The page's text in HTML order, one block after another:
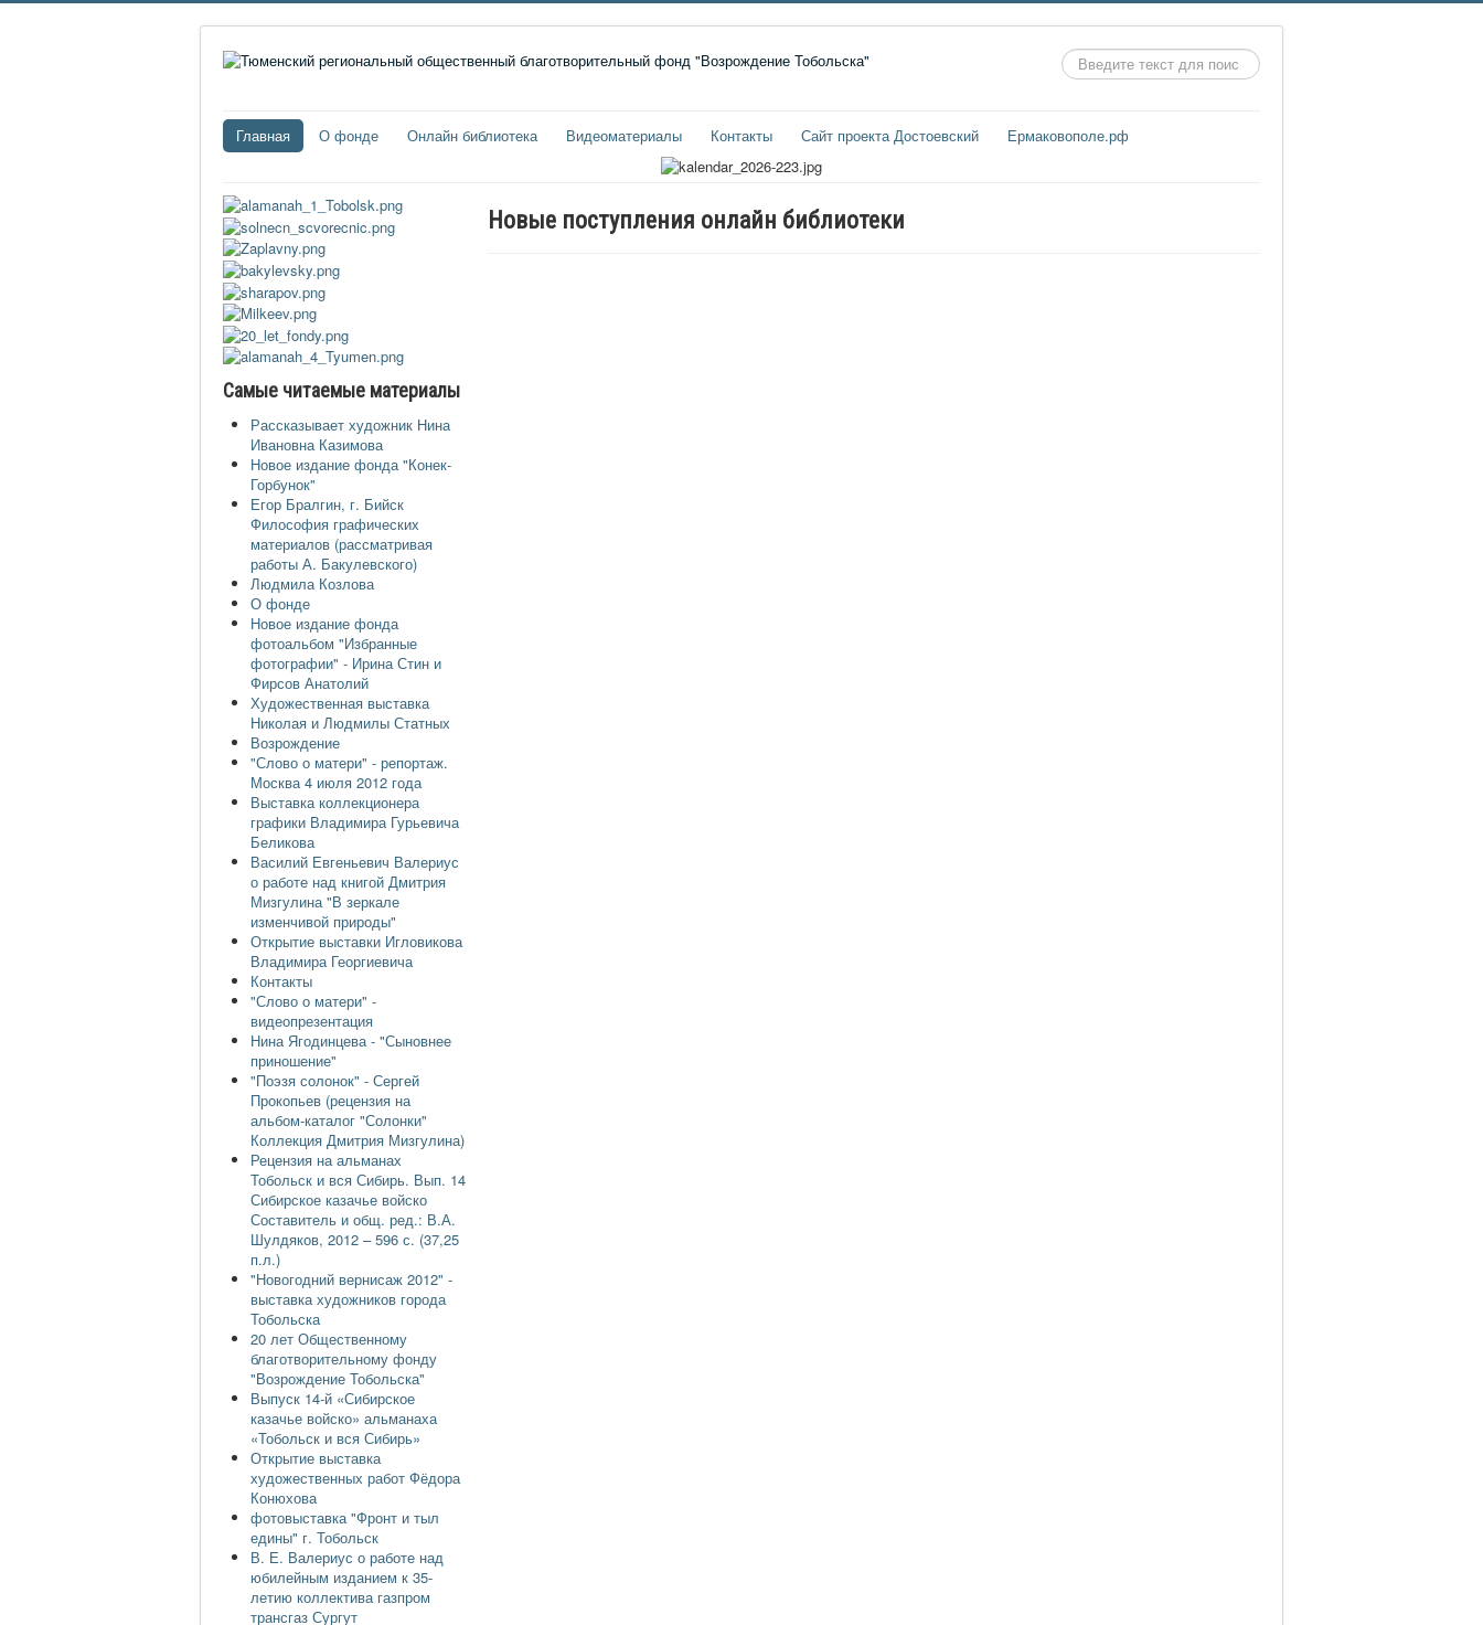
Искать...
Главная О фонде Онлайн библиотека Видеоматериалы Контакты Сайт проекта Достоевский Ермаковополе.рф
Самые читаемые материалы
Рассказывает художник Нина
Ивановна Казимова
Новое издание фонда "Конек-
Горбунок"
Егор Бралгин, г. Бийск
Философия графических
материалов (рассматривая
работы А. Бакулевского)
Людмила Козлова
О фонде
Новое издание фонда
фотоальбом "Избранные
фотографии" - Ирина Стин и
Фирсов Анатолий
Художественная выставка
Николая и Людмилы Статных
Возрождение
"Слово о матери" - репортаж.
Москва 4 июля 2012 года
Выставка коллекционера
графики Владимира Гурьевича
Беликова
Василий Евгеньевич Валериус
о работе над книгой Дмитрия
Мизгулина "В зеркале
изменчивой природы"
Открытие выставки Игловикова
Владимира Георгиевича
Контакты
"Слово о матери" -
видеопрезентация
Нина Ягодинцева - "Сыновнее
приношение"
"Поэзя солонок" - Сергей
Прокопьев (рецензия на
альбом-каталог "Солонки"
Коллекция Дмитрия Мизгулина)
Рецензия на альманах
Тобольск и вся Сибирь. Вып. 14
Сибирское казачье войско
Составитель и общ. ред.: В.А.
Шулдяков, 2012 – 596 с. (37,25
п.л.)
"Новогодний вернисаж 2012" -
выставка художников города
Тобольска
20 лет Общественному
благотворительному фонду
"Возрождение Тобольска"
Выпуск 14-й «Сибирское
казачье войско» альманаха
«Тобольск и вся Сибирь»
Открытие выставка
художественных работ Фёдора
Конюхова
фотовыставка "Фронт и тыл
едины" г. Тобольск
В. Е. Валериус о работе над
юбилейным изданием к 35-
летию коллектива газпром
трансгаз Сургут
Новые поступления онлайн библиотеки